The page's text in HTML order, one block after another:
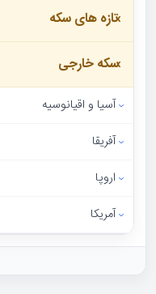
تازه های سکه
سکه خارجی
آسیا و اقیانوسیه
آفریقا
اروپا
آمریکا